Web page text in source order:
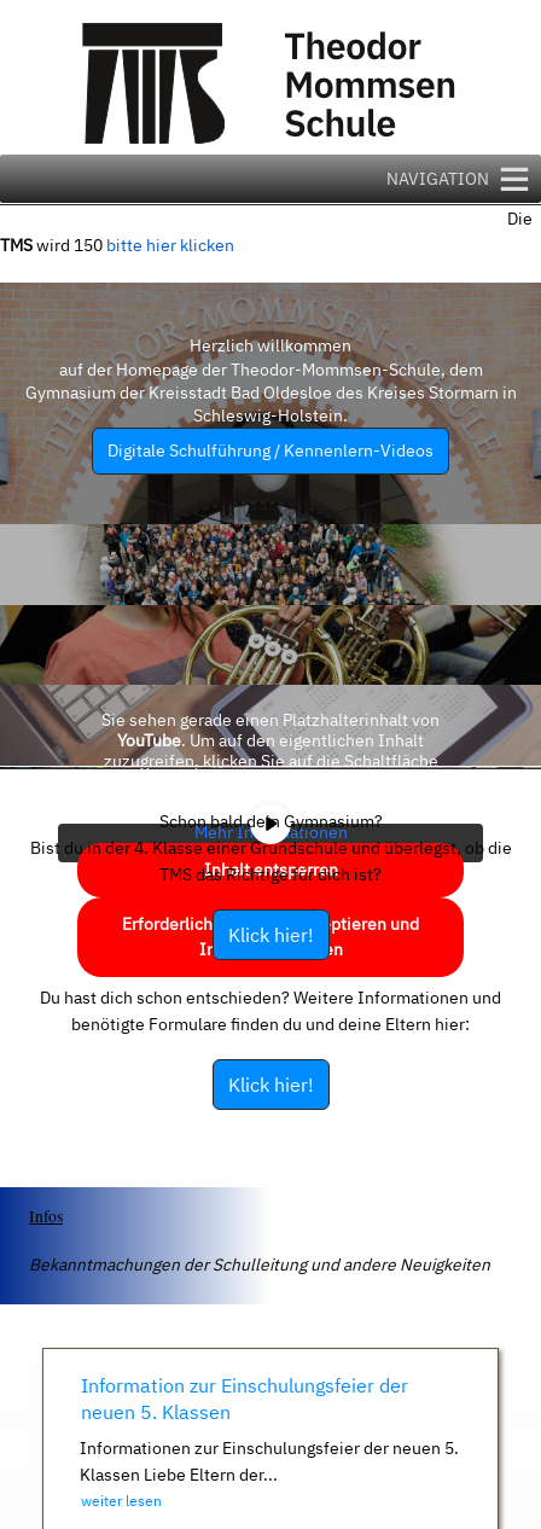
NAVIGATION
Die
TMSwird 150 bitte hier klicken
Herzlich willkommen
auf der Homepage der Theodor-Mommsen-Schule, dem
Gymnasium der Kreisstadt Bad Oldesloe des Kreises Stormarn in
Schleswig-Holstein.
Digitale Schulführung / Kennenlern-Videos
Sie sehen gerade einen Platzhalterinhalt von
YouTube. Um auf den eigentlichen Inhalt
zuzugreifen, klicken Sie auf die Schaltfläche
Mehr Informationen
Inhalt entsperren
Erforderlichen Service akzeptieren und
Inhalte entsperren
Schon bald dein Gymnasium?
Bist du in der 4. Klasse einer Grundschule und überlegst, ob die
TMS das Richtige für dich ist?
Klick hier!
Du hast dich schon entschieden? Weitere Informationen und
benötigte Formulare finden du und deine Eltern hier:
Klick hier!
Infos
Bekanntmachungen der Schulleitung und andere Neuigkeiten
Information zur Einschulungsfeier der
neuen 5. Klassen
Informationen zur Einschulungsfeier der neuen 5.
Klassen Liebe Eltern der...
weiter lesen